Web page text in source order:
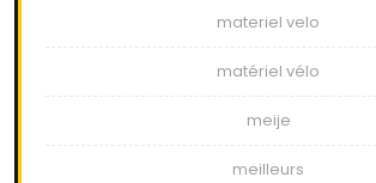
materiel velo
matériel vélo
meije
meilleurs